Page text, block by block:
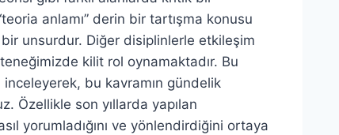
anlamı” derin bir tartışma konusu
unsurdur. Diğer disiplinlerle etkileşim
kilit rol oynamaktadır. Bu
bu kavramın gündelik
Özellikle son yıllarda yapılan
yorumladığını ve yönlendirdiğini ortaya